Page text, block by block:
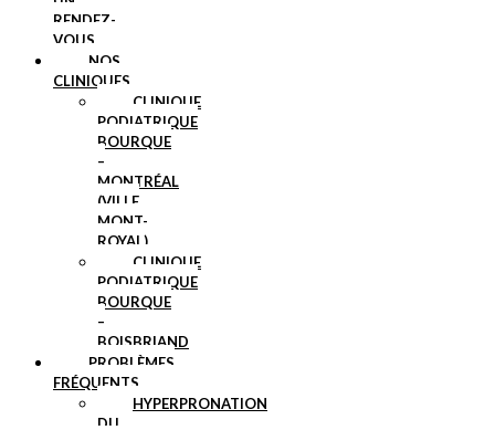
RENDEZ-
VOUS
NOS
CLINIQUES
CLINIQUE
PODIATRIQUE
BOURQUE
–
MONTRÉAL
(VILLE
MONT-
ROYAL)
CLINIQUE
PODIATRIQUE
BOURQUE
–
BOISBRIAND
PROBLÈMES
FRÉQUENTS
HYPERPRONATION
DU